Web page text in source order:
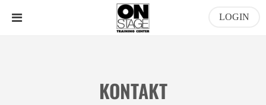
KONTAKT
LOGIN